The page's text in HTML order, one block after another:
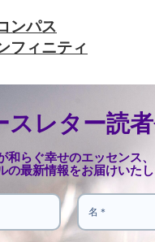
ンパス
フィニティ
スレター読
和らぐ幸せのエッセンス、
の最新情報をお届けいた